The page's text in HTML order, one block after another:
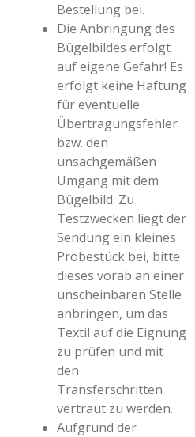
Bestellung bei.
Die Anbringung des
Bügelbildes erfolgt
auf eigene Gefahr! Es
erfolgt keine Haftung
für eventuelle
Übertragungsfehler
bzw. den
unsachgemäßen
Umgang mit dem
Bügelbild. Zu
Testzwecken liegt der
Sendung ein kleines
Probestück bei, bitte
dieses vorab an einer
unscheinbaren Stelle
anbringen, um das
Textil auf die Eignung
zu prüfen und mit
den
Transferschritten
vertraut zu werden.
Aufgrund der